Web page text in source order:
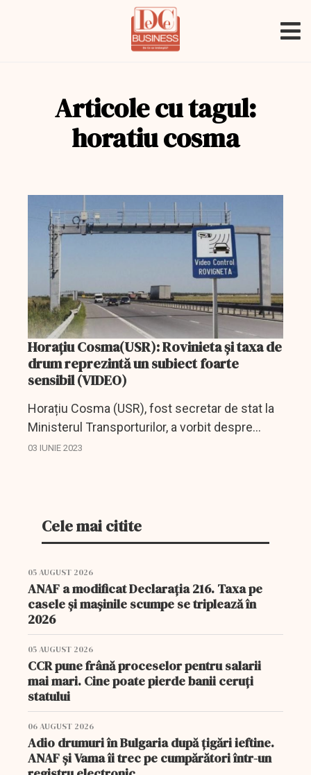
Articole cu tagul:
horatiu cosma
Horațiu Cosma(USR): Rovinieta și taxa de
drum reprezintă un subiect foarte
sensibil (VIDEO)
Horațiu Cosma (USR), fost secretar de stat la
Ministerul Transporturilor, a vorbit despre
taxele de drum.
03 IUNIE 2023
Cele mai citite
05 AUGUST 2026
ANAF a modificat Declarația 216. Taxa pe
casele și mașinile scumpe se triplează în
2026
05 AUGUST 2026
CCR pune frână proceselor pentru salarii
mai mari. Cine poate pierde banii ceruți
statului
06 AUGUST 2026
Adio drumuri în Bulgaria după țigări ieftine.
ANAF și Vama îi trec pe cumpărători într-un